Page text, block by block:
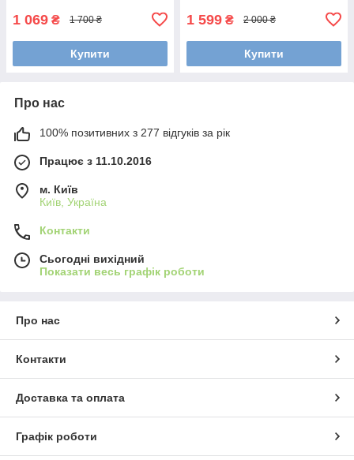
1 069 ₴ 1 700 ₴
Купити
1 599 ₴ 2 000 ₴
Купити
Про нас
100% позитивних з 277 відгуків за рік
Працює з 11.10.2016
м. Київ
Київ, Україна
Контакти
Сьогодні вихідний
Показати весь графік роботи
Про нас
Контакти
Доставка та оплата
Графік роботи